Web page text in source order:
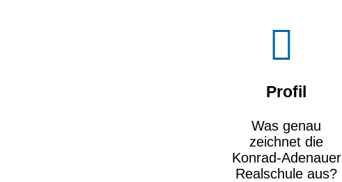
Profil
Was genau
zeichnet die
Konrad-Adenauer
Realschule aus?